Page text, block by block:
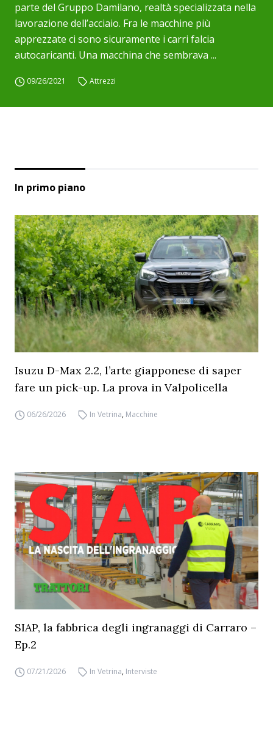
parte del Gruppo Damilano, realtà specializzata nella
lavorazione dell’acciaio. Fra le macchine più
apprezzate ci sono sicuramente i carri falcia
autocaricanti. Una macchina che sembrava ...
09/26/2021 Attrezzi
In primo piano
Isuzu D-Max 2.2, l’arte giapponese di saper
fare un pick-up. La prova in Valpolicella
06/26/2026 In Vetrina, Macchine
SIAP, la fabbrica degli ingranaggi di Carraro –
Ep.2
07/21/2026 In Vetrina, Interviste